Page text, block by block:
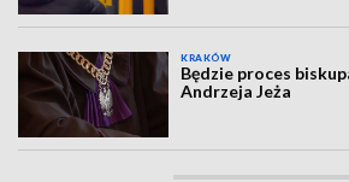
KRAKÓW
Będzie proces
Andrzeja Jeża